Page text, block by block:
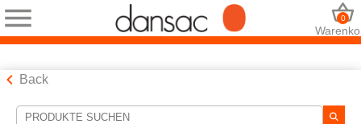
0
Back
Suchwerkzeuge